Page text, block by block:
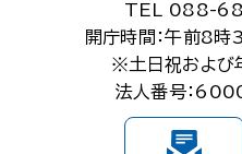
TEL 088-
開庁時間：午前8
※土日祝および
法人番号：